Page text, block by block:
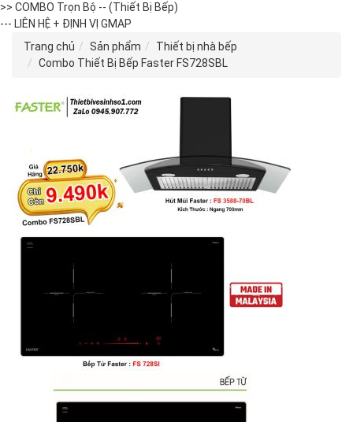
>> COMBO Trọn Bộ -- (Thiết Bị Bếp)
--- LIÊN HỆ + ĐỊNH VỊ GMAP
Trang chủ
Sản phẩm
Thiết bị nhà bếp
Combo Thiết Bị Bếp Faster FS728SBL